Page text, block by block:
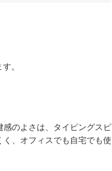
。
のよさは、タイピングスピ
、オフィスでも自宅でも使